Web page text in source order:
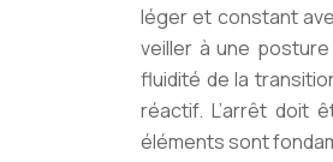
léger et constant
veiller à une
fluidité de la
réactif. L’arrêt doit
éléments sont